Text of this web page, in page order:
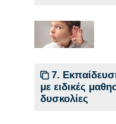
7.
με ειδικές
δυσκολίες